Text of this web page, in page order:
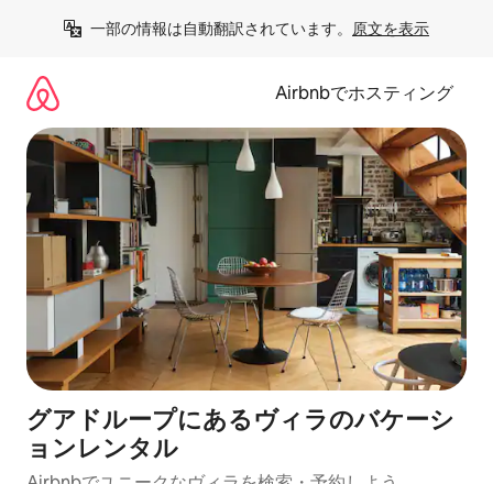
一部の情報は自動翻訳されています。 原文を表示
Airbnbでホスティング
グアドループにあるヴィラのバケーシ
ョンレンタル